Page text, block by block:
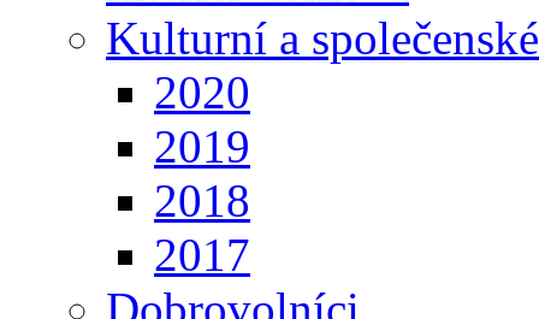
Kulturní a
2020
2019
2018
2017
Dobrovolníci